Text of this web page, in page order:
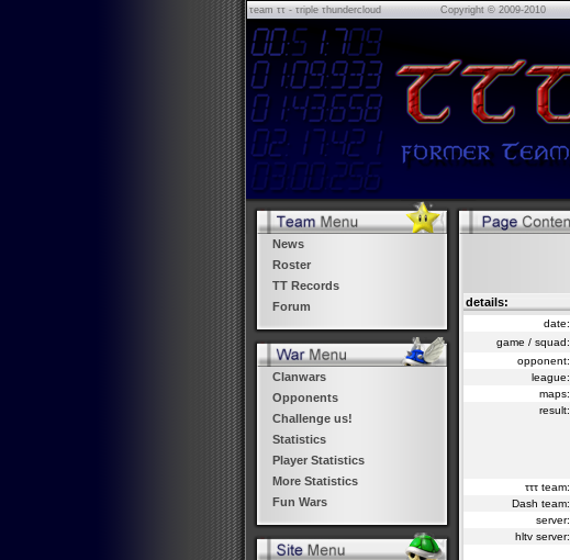
τeam ττ - τriple τhundercloud Copyright © 2009-2010
News
Roster
TT Records
Forum
Clanwars
Opponents
Challenge us!
Statistics
Player Statistics
More Statistics
Fun Wars
details:
date:
game / squad:
opponent:
league:
maps:
result:
τττ team:
Dash team:
server:
hltv server: